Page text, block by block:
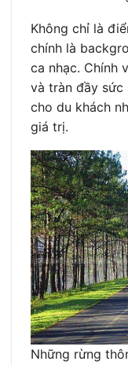
Không chỉ là
chính là
ca nhạc. Chính
và tràn đầy sức
cho du khách
giá trị.
Những rừng